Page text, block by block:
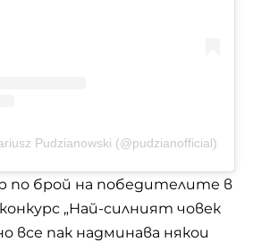
Pudzianowski (@pudzianofficial)
по брой на победителите в
„Най-силният човек
все пак надминава някои